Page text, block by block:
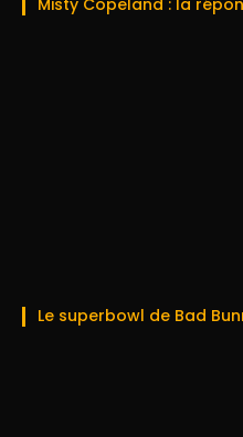
Le superbowl de Bad